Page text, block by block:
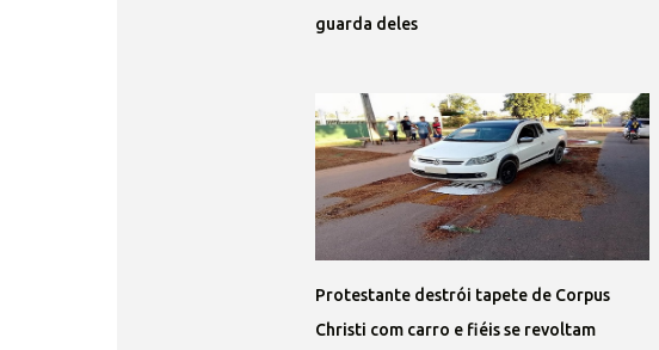
guarda deles
Protestante destrói tapete de Corpus
Christi com carro e fiéis se revoltam